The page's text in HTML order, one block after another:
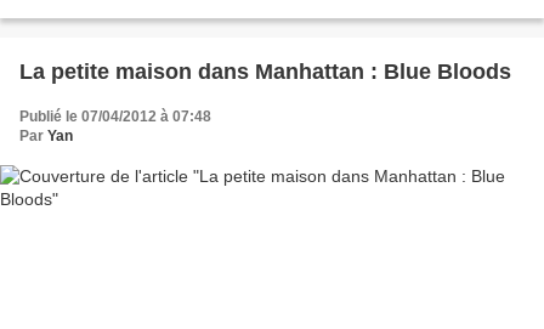
La petite maison dans Manhattan : Blue Bloods
Publié le 07/04/2012 à 07:48
Par Yan